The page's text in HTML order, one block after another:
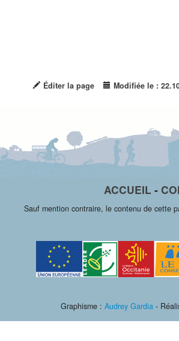
Éditer la page Modifiée le :
ACCUEIL -
Sauf mention contraire, le contenu de cette
Graphisme : Audrey Gardia -